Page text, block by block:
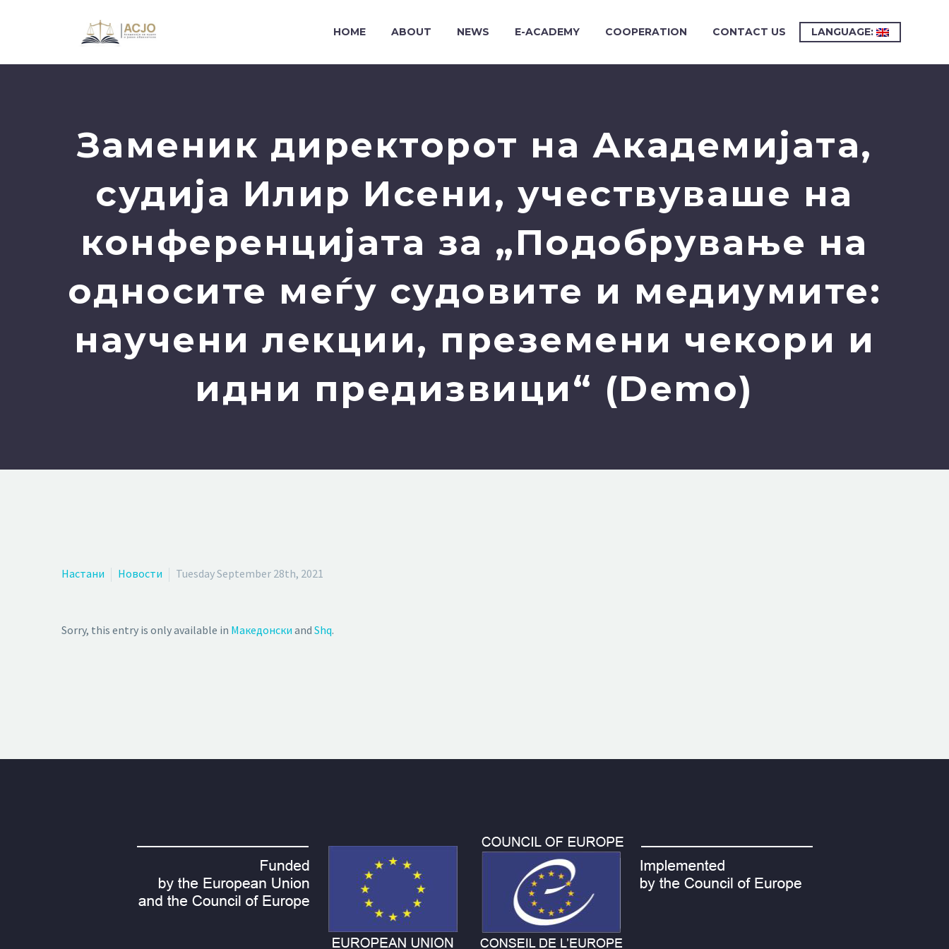
HOME ABOUT NEWS E-ACADEMY COOPERATION CONTACT US LANGUAGE:
Заменик директорот на Академијата,
судија Илир Исени, учествуваше на
конференцијата за „Подобрување на
односите меѓу судовите и медиумите:
научени лекции, преземени чекори и
идни предизвици“ (Demo)
Настани Новости Tuesday September 28th, 2021
Sorry, this entry is only available in Македонски and Shq.